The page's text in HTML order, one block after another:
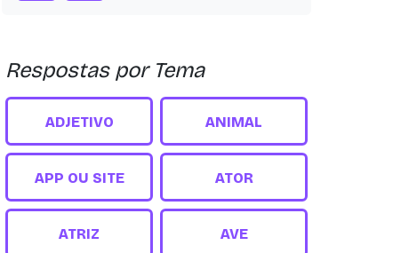
Respostas por Tema
ADJETIVO ANIMAL
APP OU SITE ATOR
ATRIZ AVE